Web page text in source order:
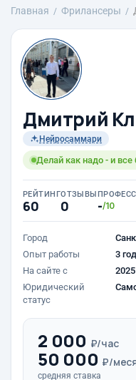
Главная Фрилансеры
Дмитрий
Нейросаммари
Делай как надо - и все
РЕЙТИНГ
60
ОТЗЫВЫ
0 -/10
Город
Опыт работы
3
На сайте с
Юридический
статус
2 000 ₽/час
50 000 ₽/
средняя ставка